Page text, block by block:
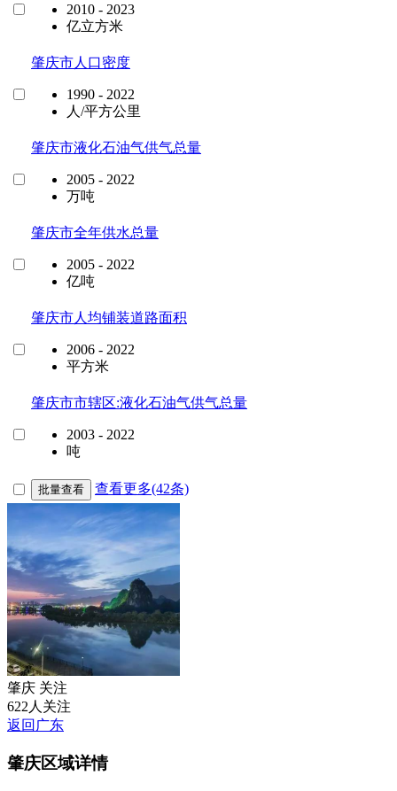
2010 - 2023
亿立方米
肇庆市人口密度
1990 - 2022
人/平方公里
肇庆市液化石油气供气总量
2005 - 2022
万吨
肇庆市全年供水总量
2005 - 2022
亿吨
肇庆市人均铺装道路面积
2006 - 2022
平方米
肇庆市市辖区:液化石油气供气总量
2003 - 2022
吨
批量查看 查看更多(42条)
肇庆 关注
622人关注
返回广东
肇庆区域详情